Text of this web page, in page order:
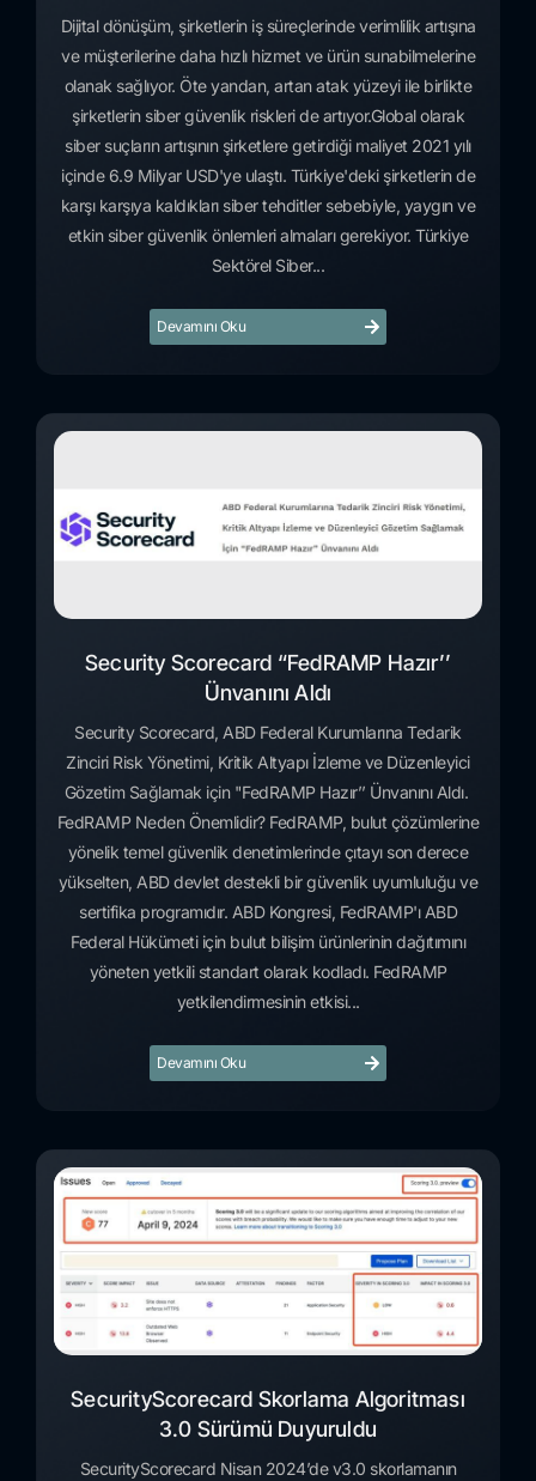
Dijital dönüşüm, şirketlerin iş süreçlerinde verimlilik artışına
ve müşterilerine daha hızlı hizmet ve ürün sunabilmelerine
olanak sağlıyor. Öte yandan, artan atak yüzeyi ile birlikte
şirketlerin siber güvenlik riskleri de artıyor.Global olarak
siber suçların artışının şirketlere getirdiği maliyet 2021 yılı
içinde 6.9 Milyar USD'ye ulaştı. Türkiye'deki şirketlerin de
karşı karşıya kaldıkları siber tehditler sebebiyle, yaygın ve
etkin siber güvenlik önlemleri almaları gerekiyor. Türkiye
Sektörel Siber...
Devamını Oku
Security Scorecard “FedRAMP Hazır’’
Ünvanını Aldı
Security Scorecard, ABD Federal Kurumlarına Tedarik
Zinciri Risk Yönetimi, Kritik Altyapı İzleme ve Düzenleyici
Gözetim Sağlamak için "FedRAMP Hazır’’ Ünvanını Aldı.
FedRAMP Neden Önemlidir? FedRAMP, bulut çözümlerine
yönelik temel güvenlik denetimlerinde çıtayı son derece
yükselten, ABD devlet destekli bir güvenlik uyumluluğu ve
sertifika programıdır. ABD Kongresi, FedRAMP'ı ABD
Federal Hükümeti için bulut bilişim ürünlerinin dağıtımını
yöneten yetkili standart olarak kodladı. FedRAMP
yetkilendirmesinin etkisi...
Devamını Oku
SecurityScorecard Skorlama Algoritması
3.0 Sürümü Duyuruldu
SecurityScorecard Nisan 2024’de v3.0 skorlamanın